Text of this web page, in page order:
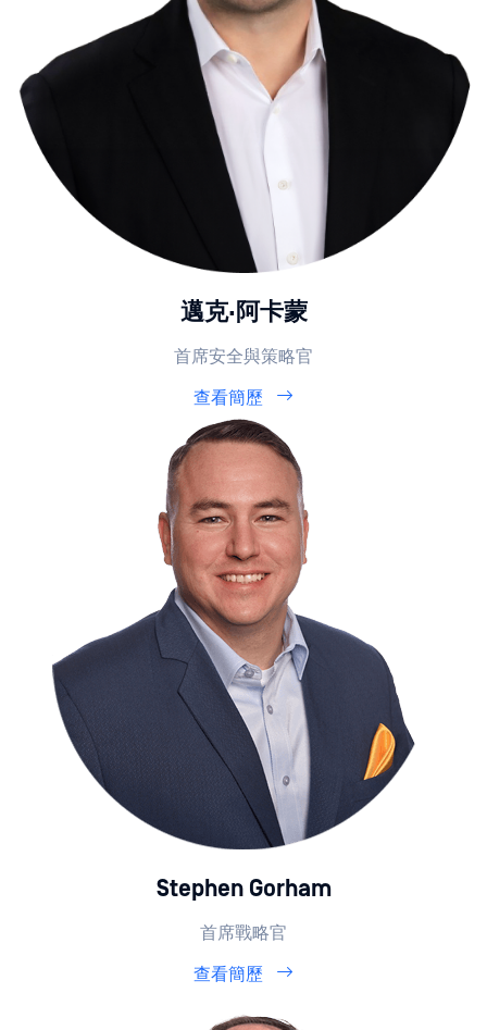
邁克·阿卡蒙
首席安全與策略官
查看簡歷
Stephen Gorham
首席戰略官
查看簡歷